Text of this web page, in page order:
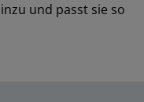
und passt sie so